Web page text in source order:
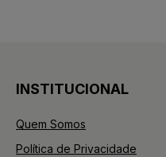
INSTITUCIONAL
Quem Somos
Política de Privacidade